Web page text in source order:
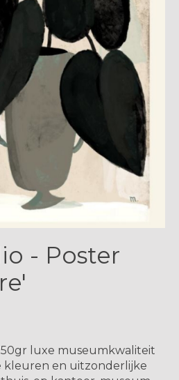
- Poster
luxe museumkwaliteit
kleuren en uitzonderlijke